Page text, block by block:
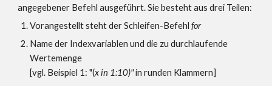
angegebener Befehl ausgeführt. Sie besteht aus drei Teilen:
Vorangestellt steht der Schleifen-Befehlfor
Name der Indexvariablen und die zu durchlaufende
Wertemenge
[vgl. Beispiel 1: "(x in 1:10)"in runden Klammern]